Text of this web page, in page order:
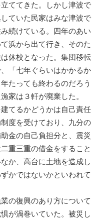
ててきた。しかし津波で
ていた民家はみな津波で
続けている。四年のあい
浜から出て行き、そのた
休校となった。集団移転
「七年ぐらいはかかるか
たっても終わるのだろう
家は３軒が廃業した。
てるかどうかは自己責任
度を受けており、九分の
金の自己負担分と、震災
重三重の借金をすること
か、高台に土地を造成し
かではないかといわれて
の復興のあり方について
が渦巻いていた。被災し